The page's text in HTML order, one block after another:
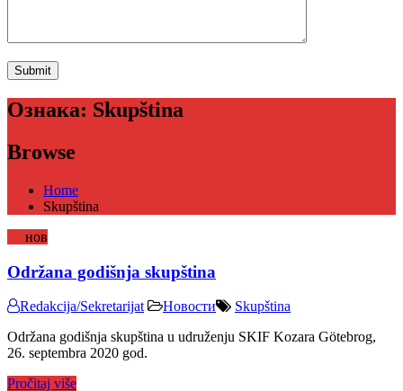
Ознака: Skupština
Browse
Home
Skupština
нов
Održana godišnja skupština
Redakcija/Sekretarijat Новости
Skupština
Održana godišnja skupština u udruženju SKIF Kozara Götebrog,
26. septembra 2020 god.
Pročitaj više